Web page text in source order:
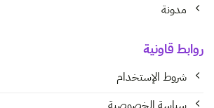
مدونة
روابط قاونية
شروط الإستخدام